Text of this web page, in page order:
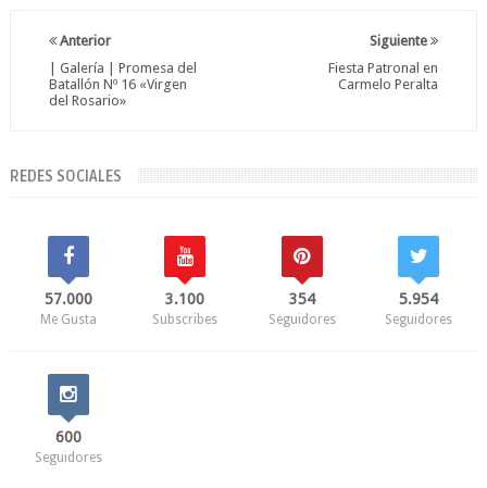
Siguiente
Fiesta Patronal en
Carmelo Peralta
Anterior
| Galería | Promesa del
Batallón Nº 16 «Virgen
del Rosario»
REDES SOCIALES
57.000
Me Gusta
3.100
Subscribes
354
Seguidores
5.954
Seguidores
600
Seguidores